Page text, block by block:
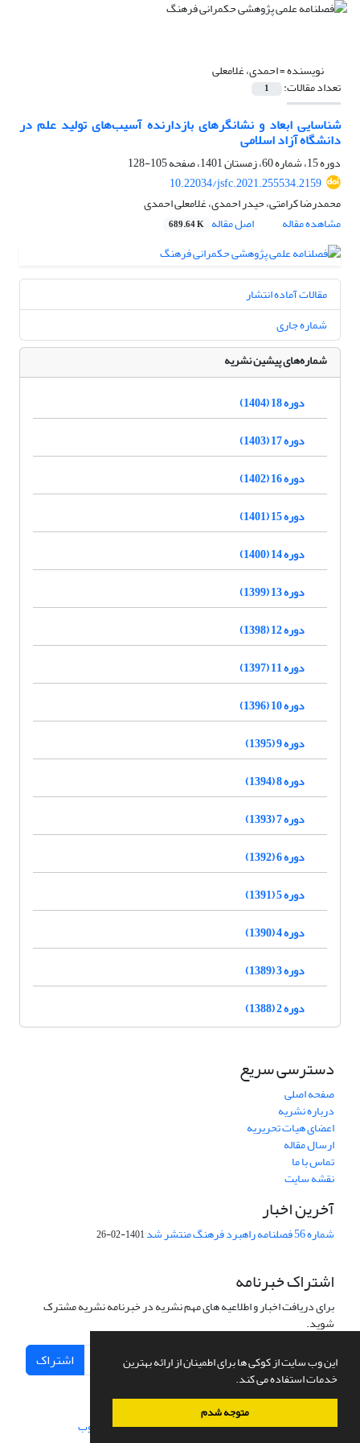
این وب سایت از کوکی ها برای اطمینان از ارائه بهترین
خدمات استفاده می کند.
متوجه شدم
نویسنده =احمدی، غلامعلی
تعداد مقالات: 1
شناسایی ابعاد و نشانگر‌های بازدارنده آسیب‌های تولید علم در
دانشگاه آزاد اسلامی
دوره 15، شماره 60، زمستان 1401، صفحه
105-128
10.22034/jsfc.2021.255534.2159
محمدرضا کرامتی، حیدر احمدی، غلامعلی احمدی
مشاهده مقاله
اصل مقاله 689.64 K
مقالات آماده انتشار
شماره جاری
شماره‌های پیشین نشریه
دوره 18 (1404)
دوره 17 (1403)
دوره 16 (1402)
دوره 15 (1401)
دوره 14 (1400)
دوره 13 (1399)
دوره 12 (1398)
دوره 11 (1397)
دوره 10 (1396)
دوره 9 (1395)
دوره 8 (1394)
دوره 7 (1393)
دوره 6 (1392)
دوره 5 (1391)
دوره 4 (1390)
دوره 3 (1389)
دوره 2 (1388)
دسترسی سریع
صفحه اصلی
درباره نشریه
اعضای هیات تحریریه
ارسال مقاله
تماس با ما
نقشه سایت
آخرین اخبار
شماره 56 فصلنامه راهبرد فرهنگ منتشر شد 1401-02-26
اشتراک خبرنامه
برای دریافت اخبار و اطلاعیه های مهم نشریه در خبرنامه نشریه مشترک
شوید.
اشتراک
سامانه مدیریت نشریات علمی.طراحی و پیاده سازی از سیناوب